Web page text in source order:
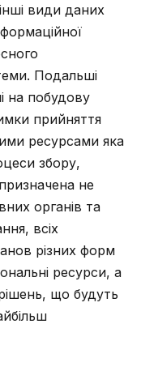
види даних
Подальші
на побудову
прийняття
ресурсами яка
збору,
не
органів та
всіх
різних форм
ресурси, а
що будуть